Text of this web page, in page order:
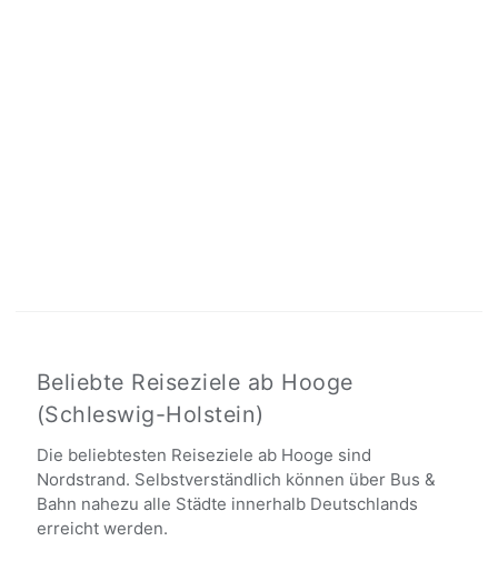
Beliebte Reiseziele ab Hooge
(Schleswig-Holstein)
Die beliebtesten Reiseziele ab Hooge sind
Nordstrand. Selbstverständlich können über Bus &
Bahn nahezu alle Städte innerhalb Deutschlands
erreicht werden.